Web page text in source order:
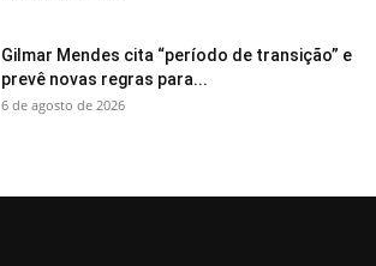
Gilmar Mendes cita “período de transição” e
prevê novas regras para...
6 de agosto de 2026